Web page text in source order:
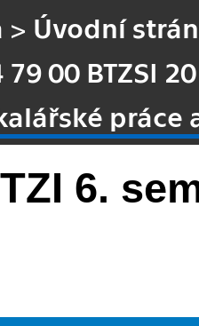
> Úvodní
79 00 BTZSI
práce
6.